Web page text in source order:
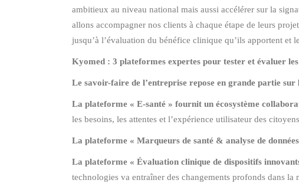
ambitieux au niveau national mais aussi accélérer sur la
allons accompagner nos clients à chaque étape de leurs
jusqu’à l’évaluation du bénéfice clinique qu’ils apportent
Kyomed : 3 plateformes expertes pour tester et évaluer les
Le savoir-faire de l’entreprise repose en grande partie
La plateforme « E-santé » fournit un écosystème
les besoins, les attentes et l’expérience utilisateur des
La plateforme « Marqueurs de santé & analyse de
La plateforme « Évaluation clinique de dispositifs
technologies va entraîner des changements profonds dans